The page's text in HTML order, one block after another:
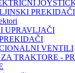
PREKIDAČI
UPRAVLJAČI
VENTILI
TRAKTORE -